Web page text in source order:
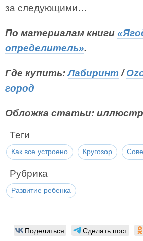
за следующими…
По материалам книги
определитель».
Где купить:Лабиринт /
город
Обложка статьи:
Теги
Как все устроено Кругозор
Рубрика
Развитие ребенка
Поделиться Сделать пост